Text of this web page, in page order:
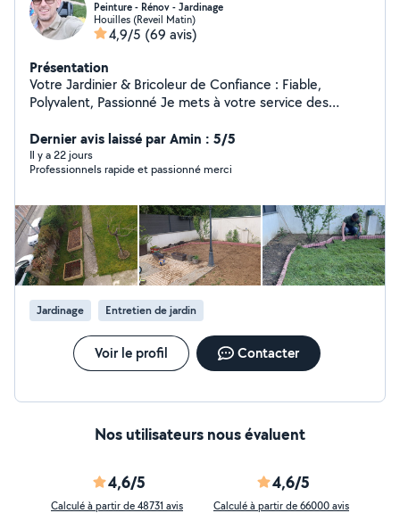
Peinture - Rénov - Jardinage
Houilles (Reveil Matin)
4,9/5 (69 avis)
Présentation
Votre Jardinier & Bricoleur de Confiance : Fiable,
Polyvalent, Passionné Je mets à votre service des
avec un sens du détail et un goût du travail bien fait.
Jardinage & Aménagement extérieur · Tonte, taille de
haies, désherbage, nettoyage et entretien complet ·
· Création et aménagement d'espaces verts sur-mesure
· Elagage d'arbres · Pose de clôtures, grillages,
palissades Bricolage & Aménagement intérieur ·
Montage et démontage de tous types de meubles ·
Installations diverses : cuisine, étagères, cadres,
luminaires, bibliothèques · Travaux de peinture et
rafraîchissement de pièces · Aide au déménagement +
installation Pourquoi faire appel à moi ? · Travail soigné
et fiable · Polyvalence pour tous vos petits travaux ·
Conseils personnalisés selon vos besoin Contactez moi
vingts, Soixante-cinq, Soixante-neuf
Dernier avis laissé par Amin : 5/5
Il y a 22 jours
Professionnels rapide et passionné merci
Jardinage Entretien de jardin
Voir le profil Contacter
Nos utilisateurs nous évaluent
4,6/5
Calculé à partir de 48731 avis
4,6/5
Calculé à partir de 66000 avis